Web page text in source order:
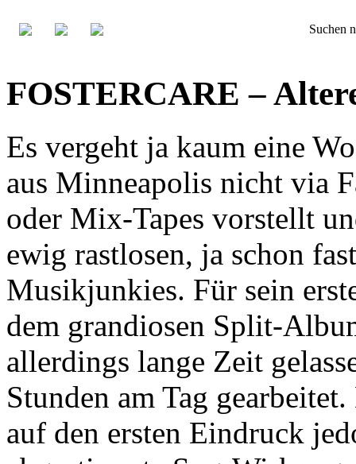
Suchen
FOSTERCARE –
Es vergeht ja kaum eine
aus Minneapolis nicht via
oder Mix-Tapes vorstellt
ewig rastlosen, ja schon
Musikjunkies. Für sein
dem grandiosen Split-
allerdings lange Zeit
Stunden am Tag
auf den ersten Eindruck